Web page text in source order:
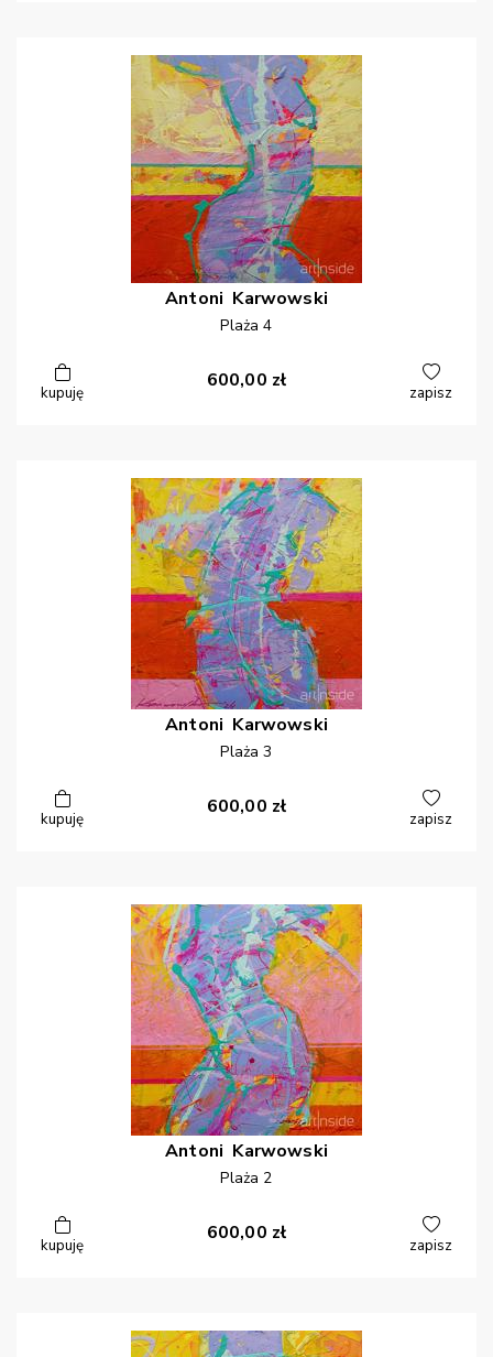
Antoni Karwowski
Plaża 4
kupuję
600,00 zł
zapisz
Antoni Karwowski
Plaża 3
kupuję
600,00 zł
zapisz
Antoni Karwowski
Plaża 2
kupuję
600,00 zł
zapisz